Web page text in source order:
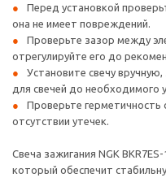
Перед установкой
она не имеет повреждений.
Проверьте зазор между
отрегулируйте его до
Установите свечу
для свечей до необходимого
Проверьте герметичность
отсутствии утечек.
Свеча зажигания NGK
который обеспечит